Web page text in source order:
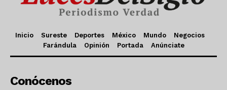
Inicio Sureste Deportes México Mundo
Negocios
Farándula
Opinión Portada Anúnciate
Conócenos